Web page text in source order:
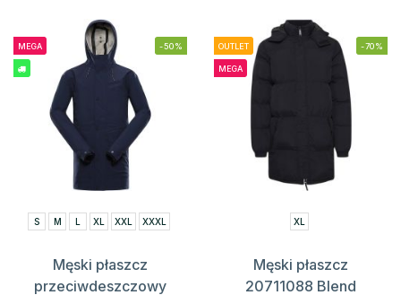
MEGA -50%
S M L XL XXL XXXL
Męski płaszcz
przeciwdeszczowy
OUTLET
MEGA
-70%
XL
Męski płaszcz
20711088 Blend